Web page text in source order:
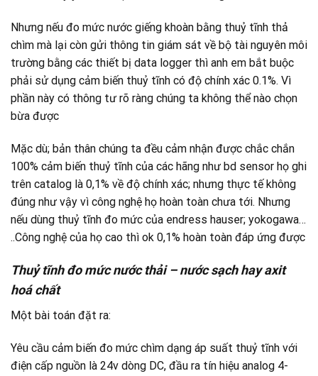
Nhưng nếu đo mức nước giếng khoàn bằng thuỷ tĩnh thả
chìm mà lại còn gửi thông tin giám sát về bộ tài nguyên môi
trường bằng các thiết bị data logger thì anh em bắt buộc
phải sử dụng cảm biến thuỷ tĩnh có độ chính xác 0.1%. Vì
phần này có thông tư rõ ràng chúng ta không thể nào chọn
bừa được
Mặc dù; bản thân chúng ta đều cảm nhận được chắc chắn
100% cảm biến thuỷ tĩnh của các hãng như bd sensor họ ghi
trên catalog là 0,1% về độ chính xác; nhưng thực tế không
đúng như vậy vì công nghệ họ hoàn toàn chưa tới. Nhưng
nếu dùng thuỷ tĩnh đo mức của endress hauser; yokogawa…
..Công nghệ của họ cao thì ok 0,1% hoàn toàn đáp ứng được
Thuỷ tĩnh đo mức nước thải – nước sạch hay axit
hoá chất
Một bài toán đặt ra:
Yêu cầu cảm biến đo mức chìm dạng áp suất thuỷ tĩnh với
điện cấp nguồn là 24v dòng DC, đầu ra tín hiệu analog 4-